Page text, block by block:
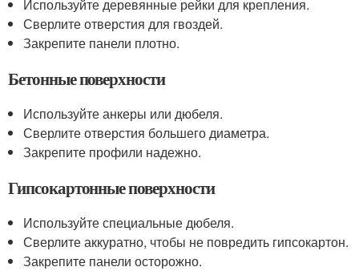
Используйте деревянные рейки для крепления.
Сверлите отверстия для гвоздей.
Закрепите панели плотно.
Бетонные поверхности
Используйте анкеры или дюбеля.
Сверлите отверстия большего диаметра.
Закрепите профили надежно.
Гипсокартонные поверхности
Используйте специальные дюбеля.
Сверлите аккуратно, чтобы не повредить гипсокартон.
Закрепите панели осторожно.